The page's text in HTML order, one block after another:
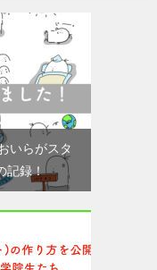
いらがスタ
記録！